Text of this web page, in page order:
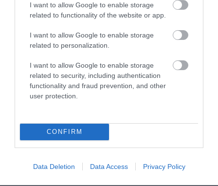
I want to allow Google to enable storage
related to functionality of the website or app.
I want to allow Google to enable storage
related to personalization.
I want to allow Google to enable storage
related to security, including authentication
functionality and fraud prevention, and other
user protection.
CONFIRM
Data Deletion Data Access Privacy Policy
TRANSZPLANTÁCIÓS
VÁRÓLISTÁKNAK? A
AZ ORVOSLÁS EGYIK
LEGKEGYETLENEBB
2026-04-22
ÉS AZ ADHD EGYÜTT
EGÉSZEN MÁS ARCOT MUTAT
2026-04-21